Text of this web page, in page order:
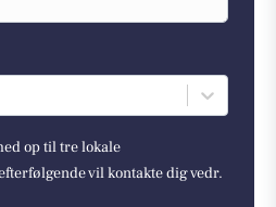
op til tre lokale
vil kontakte dig vedr.